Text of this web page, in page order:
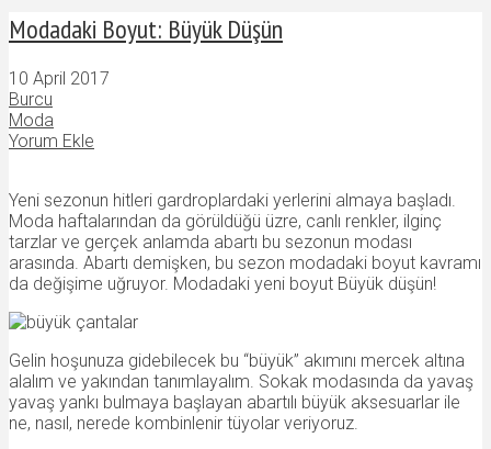
Modadaki Boyut: Büyük Düşün
10 April 2017
Burcu
Moda
Yorum Ekle
Yeni sezonun hitleri gardroplardaki yerlerini almaya başladı.
Moda haftalarından da görüldüğü üzre, canlı renkler, ilginç
tarzlar ve gerçek anlamda abartı bu sezonun modası
arasında. Abartı demişken, bu sezon modadaki boyut kavramı
da değişime uğruyor. Modadaki yeni boyut Büyük düşün!
Gelin hoşunuza gidebilecek bu “büyük” akımını mercek altına
alalım ve yakından tanımlayalım. Sokak modasında da yavaş
yavaş yankı bulmaya başlayan abartılı büyük aksesuarlar ile
ne, nasıl, nerede kombinlenir tüyolar veriyoruz.